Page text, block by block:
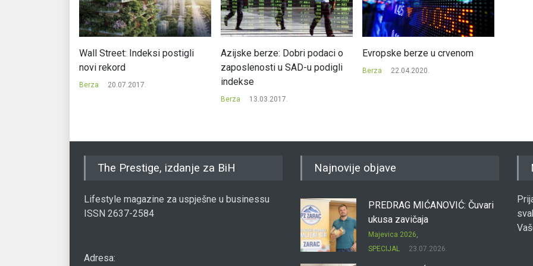
Wall Street: Indeksi postigli
novi rekord
Berza 20.07.2017.
Azijske berze: Dobri podaci o
zaposlenosti u SAD-u podigli
indekse
Berza 13.03.2017.
Evropske berze u crvenom
Berza 22.04.2020.
The Prestige, izdanje za BiH
Lifestyle magazine za uspješne u businessu
ISSN 2637-2584
Adresa:
Najnovije objave
PREDRAG MIĆANOVIĆ: Čuvari
ukusa zavičaja
Majevica 2026
SPECIJAL
23.07.2026.